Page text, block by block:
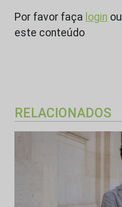
Por favor faça login ou
este conteúdo
RELACIONADOS